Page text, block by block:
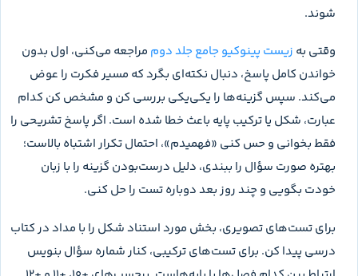
یازدهم
یازدهم ۹ پاسخ گیاهان به محرک‌ها 131
دوازدهم ۱ مولکول‌های اطلاعاتی 240
دوازدهم ۲ جریان اطلاعات در یاخته 218
دوازدهم انتقال اطلاعات در نسل‌ها
دوازدهم ۴ تغییر در اطلاعات وراثتی 262
دوازدهم ۵ از ماده به انرژی 210